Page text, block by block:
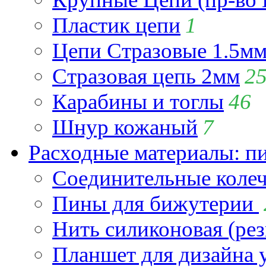
Пластик цепи 1
Цепи Стразовые
Стразовая цепь 2мм
Карабины и тоглы 46
Шнур кожаный 7
Расходные материалы:
Соединительные
Пины для бижутерии
Нить силиконовая
Планшет для